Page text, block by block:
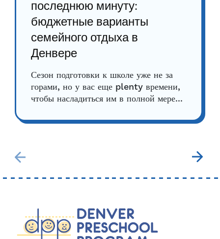
последнюю минуту:
бюджетные варианты
семейного отдыха в
Денвере
Сезон подготовки к школе уже не за
горами, но у вас еще plenty времени,
чтобы насладиться им в полной мере...